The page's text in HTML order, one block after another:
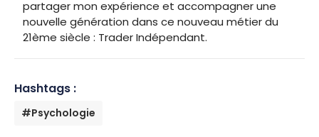
partager mon expérience et accompagner une
nouvelle génération dans ce nouveau métier du
21ème siècle : Trader Indépendant.
Hashtags :
#Psychologie